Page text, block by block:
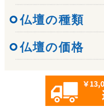
仏壇の種類
仏壇の価格